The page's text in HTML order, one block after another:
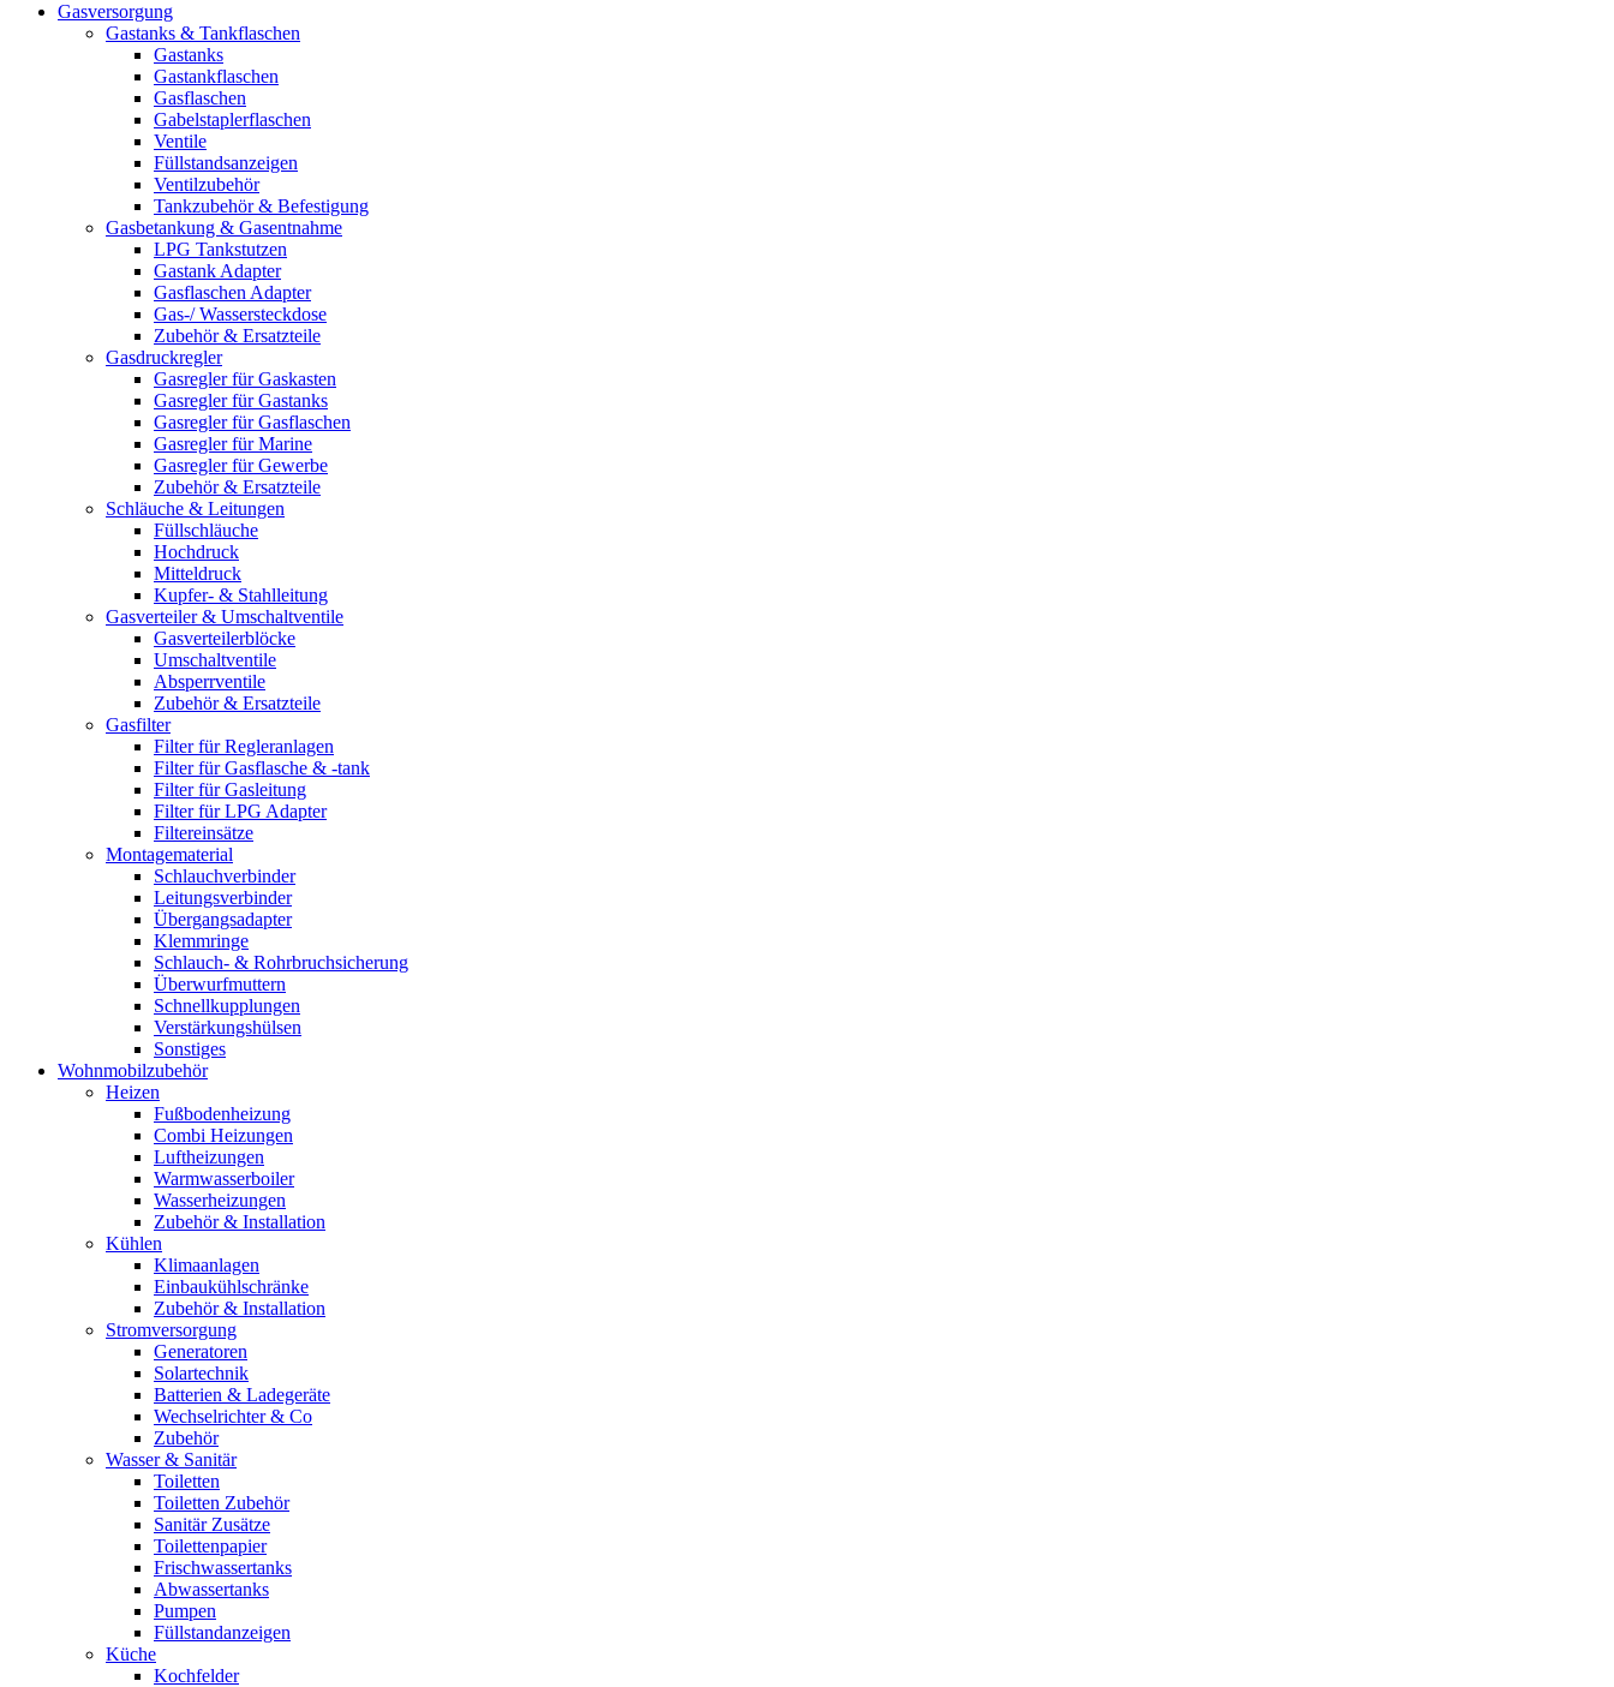
Gasversorgung
Gastanks & Tankflaschen
Gastanks
Gastankflaschen
Gasflaschen
Gabelstaplerflaschen
Ventile
Füllstandsanzeigen
Ventilzubehör
Tankzubehör & Befestigung
Gasbetankung & Gasentnahme
LPG Tankstutzen
Gastank Adapter
Gasflaschen Adapter
Gas-/ Wassersteckdose
Zubehör & Ersatzteile
Gasdruckregler
Gasregler für Gaskasten
Gasregler für Gastanks
Gasregler für Gasflaschen
Gasregler für Marine
Gasregler für Gewerbe
Zubehör & Ersatzteile
Schläuche & Leitungen
Füllschläuche
Hochdruck
Mitteldruck
Kupfer- & Stahlleitung
Gasverteiler & Umschaltventile
Gasverteilerblöcke
Umschaltventile
Absperrventile
Zubehör & Ersatzteile
Gasfilter
Filter für Regleranlagen
Filter für Gasflasche & -tank
Filter für Gasleitung
Filter für LPG Adapter
Filtereinsätze
Montagematerial
Schlauchverbinder
Leitungsverbinder
Übergangsadapter
Klemmringe
Schlauch- & Rohrbruchsicherung
Überwurfmuttern
Schnellkupplungen
Verstärkungshülsen
Sonstiges
Wohnmobilzubehör
Heizen
Fußbodenheizung
Combi Heizungen
Luftheizungen
Warmwasserboiler
Wasserheizungen
Zubehör & Installation
Kühlen
Klimaanlagen
Einbaukühlschränke
Zubehör & Installation
Stromversorgung
Generatoren
Solartechnik
Batterien & Ladegeräte
Wechselrichter & Co
Zubehör
Wasser & Sanitär
Toiletten
Toiletten Zubehör
Sanitär Zusätze
Toilettenpapier
Frischwassertanks
Abwassertanks
Pumpen
Füllstandanzeigen
Küche
Kochfelder